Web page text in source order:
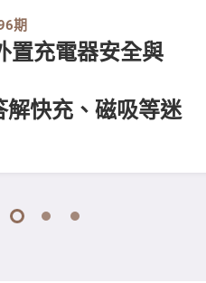
期
置充電器安全與
解快充、磁吸等迷
1 2 3